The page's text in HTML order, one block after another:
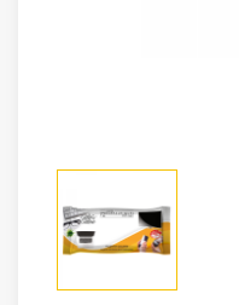
Sécurité
Mobilités
Loisirs